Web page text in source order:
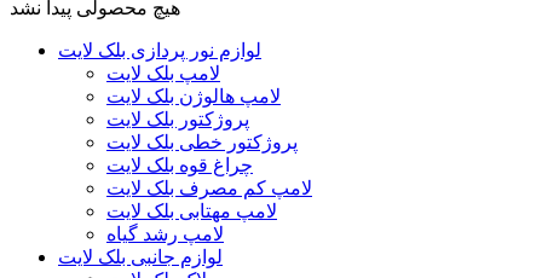
هیچ محصولی پیدا نشد
لوازم نور پردازی بلک لایت
لامپ بلک لایت
لامپ هالوژن بلک لایت
پروژکتور بلک لایت
پروژکتور خطی بلک لایت
چراغ قوه بلک لایت
لامپ کم مصرف بلک لایت
لامپ مهتابی بلک لایت
لامپ رشد گیاه
لوازم جانبی بلک لایت